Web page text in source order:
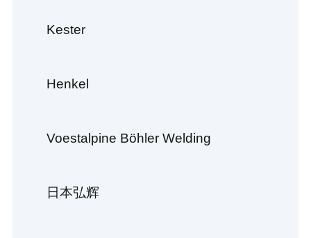
Kester
Henkel
Voestalpine Böhler Welding
日本弘辉